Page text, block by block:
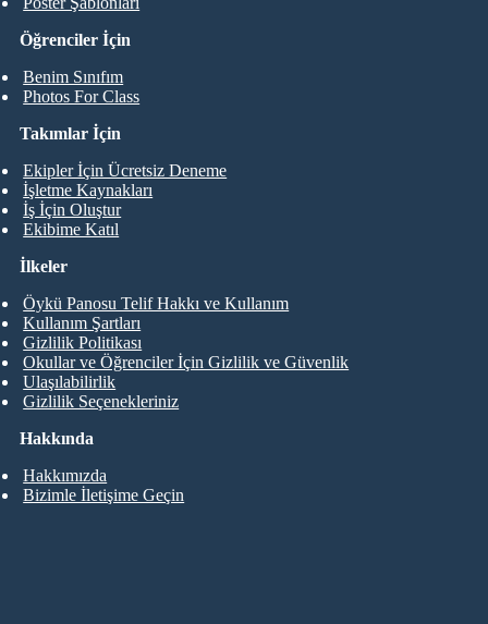
Öğrenciler İçin
Benim Sınıfım
Photos For Class
Takımlar İçin
Ekipler İçin Ücretsiz Deneme
İşletme Kaynakları
İş İçin Oluştur
Ekibime Katıl
Hakkında
Hakkımızda
Bizimle İletişime Geçin
İlkeler
Öykü Panosu Telif Hakkı ve Kullanım
Kullanım Şartları
Gizlilik Politikası
Okullar ve Öğrenciler İçin Gizlilik ve Güvenlik
Ulaşılabilirlik
Gizlilik Seçenekleriniz